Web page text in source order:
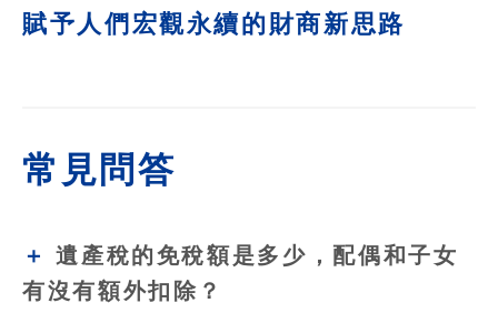
賦予人們宏觀永續的財商新思路
常見問答
遺產稅的免稅額是多少，配偶和子女
有沒有額外扣除？